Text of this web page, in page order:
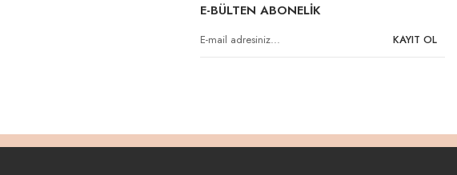
E-BÜLTEN ABONELİK
KAYIT OL